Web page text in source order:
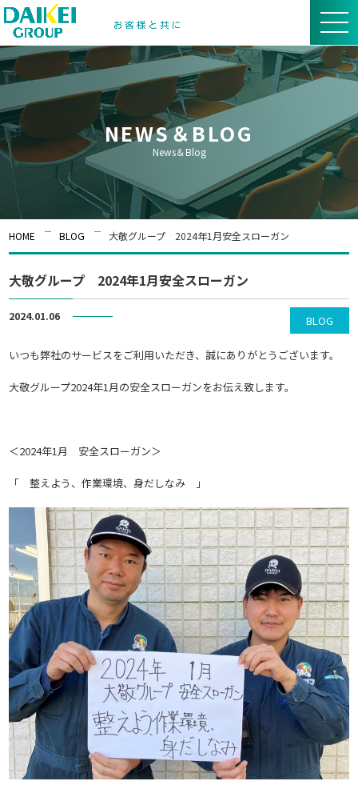
NEWS＆BLOG
News＆Blog
HOME BLOG 大敬グループ 2024年1月安全スローガン
大敬グループ 2024年1月安全スローガン
2024.01.06 BLOG
いつも弊社のサービスをご利用いただき、誠にありがとうございます。
大敬グループ2024年1月の安全スローガンをお伝え致します。
＜2024年1月 安全スローガン＞
「 整えよう、作業環境、身だしなみ 」